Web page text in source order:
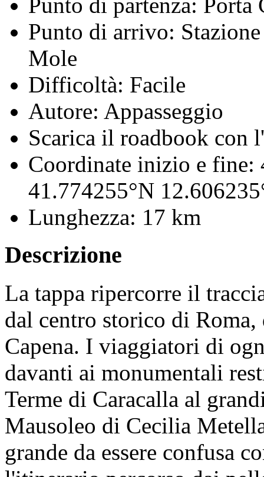
Punto di arrivo:
Mole
Difficoltà: Facile
Autore: Appasseggio
Scarica il roadbook con
Coordinate inizio e fine:
41.774255°N
Lunghezza: 17 km
Descrizione
La tappa ripercorre il
dal centro storico di
Capena. I viaggiatori di
davanti ai monumentali
Terme di Caracalla al
Mausoleo di Cecilia
grande da essere confusa